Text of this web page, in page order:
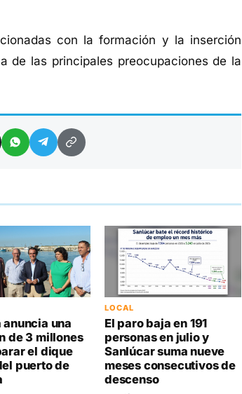
con la formación y la inserción
de las principales preocupaciones de la
anuncia una
de 3 millones
el dique
puerto de
LOCAL
El paro baja en 191
personas en julio y
Sanlúcar suma nueve
meses consecutivos de
descenso